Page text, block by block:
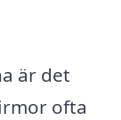
är det
ofta